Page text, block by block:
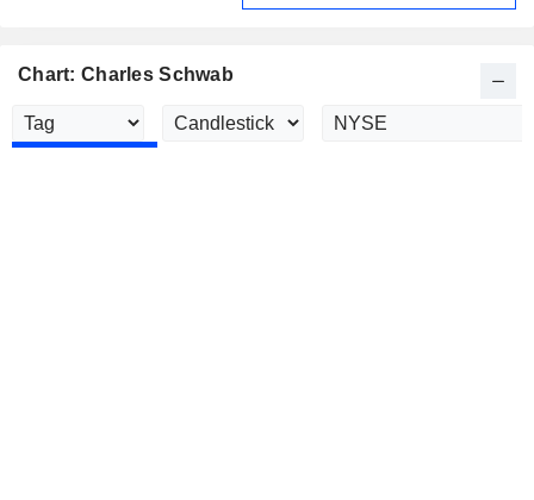
Chart: Charles Schwab